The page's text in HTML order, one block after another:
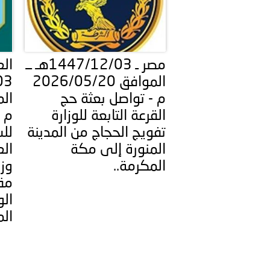
الجميع..
والمدينة الآمنة..
ووزير الداخلية يصدر
مصر ـ 1447/12/03هـ ــ
الموافق 2026/05/20
م - تواصل بعثة حج
القرعة التابعة للوزارة
تفويج الحجاج من المدينة
المنورة إلى مكة
المكرمة..
م